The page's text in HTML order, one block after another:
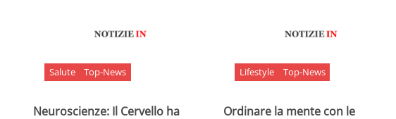
Salute Top-News
Neuroscienze: Il Cervello ha
Lifestyle Top-News
Ordinare la mente con le